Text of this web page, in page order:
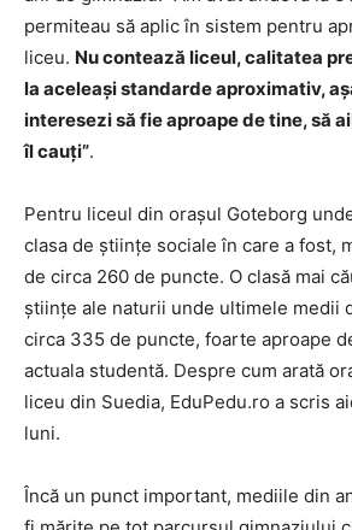
permiteau să aplic în sistem pentru
liceu. Nu contează liceul, calitatea
la aceleași standarde aproximativ,
interesezi să fie aproape de tine, să
îl cauți”.
Pentru liceul din orașul Goteborg
clasa de științe sociale în care a fost,
de circa 260 de puncte. O clasă mai
științe ale naturii unde ultimele medii
circa 335 de puncte, foarte aproape
actuala studentă. Despre cum arată
liceu din Suedia, EduPedu.ro a scris
luni.
Încă un punct important, mediile din